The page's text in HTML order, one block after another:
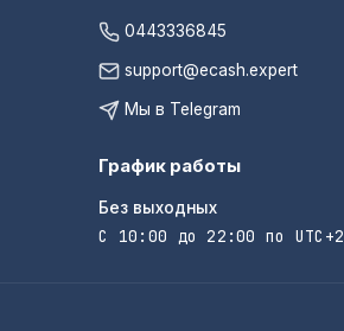
0443336845
support@ecash.expert
Мы в Telegram
График работы
Без выходных
С 10:00 до 22:00 по UTC+2